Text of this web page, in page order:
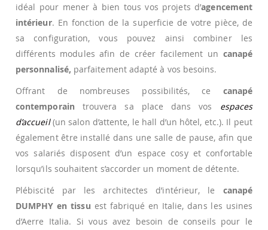
idéal pour mener à bien tous vos projets d’agencement
intérieur. En fonction de la superficie de votre pièce, de
sa configuration, vous pouvez ainsi combiner les
différents modules afin de créer facilement un canapé
personnalisé, parfaitement adapté à vos besoins.
Offrant de nombreuses possibilités, ce canapé
contemporain trouvera sa place dans vos espaces
d’accueil(un salon d’attente, le hall d’un hôtel, etc.). Il peut
également être installé dans une salle de pause, afin que
vos salariés disposent d’un espace cosy et confortable
lorsqu’ils souhaitent s’accorder un moment de détente.
Plébiscité par les architectes d’intérieur, le canapé
DUMPHY en tissu est fabriqué en Italie, dans les usines
d’Aerre Italia. Si vous avez besoin de conseils pour le